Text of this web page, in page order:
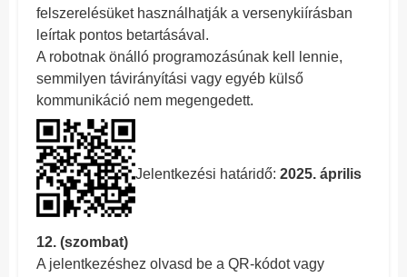
felszerelésüket használhatják a versenykiírásban
leírtak pontos betartásával.
A robotnak önálló programozásúnak kell lennie,
semmilyen távirányítási vagy egyéb külső
kommunikáció nem megengedett.
Jelentkezési határidő: 2025. április
12. (szombat)
A jelentkezéshez olvasd be a QR-kódot vagy